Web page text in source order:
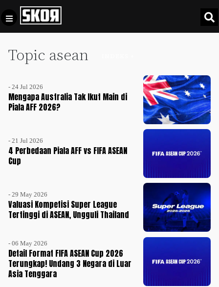
Topic asean
- 24 Jul 2026
Mengapa Australia Tak Ikut Main di
Piala AFF 2026?
- 21 Jul 2026
4 Perbedaan Piala AFF vs FIFA ASEAN
Cup
- 29 May 2026
Valuasi Kompetisi Super League
Tertinggi di ASEAN, Ungguli Thailand
- 06 May 2026
Detail Format FIFA ASEAN Cup 2026
Terungkap! Undang 3 Negara di Luar
Asia Tenggara
Football +
Culture
Timnas
Indonesia
SPECIAL
Video
Privacy
Pedoman
Pemberitaan
Media
Disclaimer
Tentang